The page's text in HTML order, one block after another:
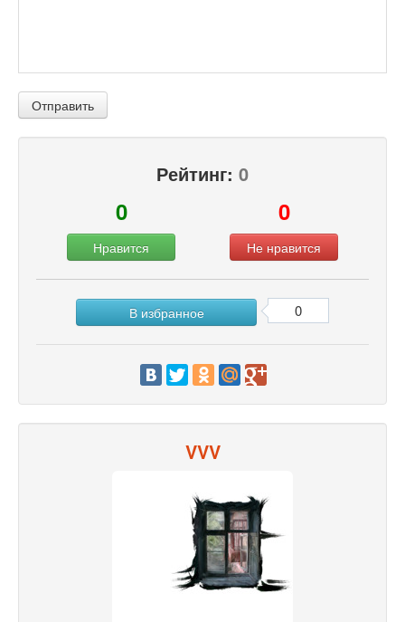
Отправить
Рейтинг: 0
0
Нравится
0
Не нравится
В избранное 0
VVV